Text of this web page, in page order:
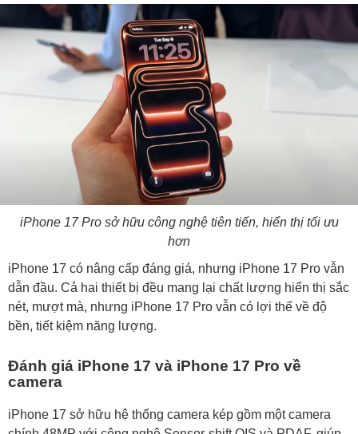
iPhone 17 Pro sở hữu công nghệ tiên tiến, hiển thị tối ưu
hơn
iPhone 17 có nâng cấp đáng giá, nhưng iPhone 17 Pro vẫn
dẫn đầu. Cả hai thiết bị đều mang lại chất lượng hiển thị sắc
nét, mượt mà, nhưng iPhone 17 Pro vẫn có lợi thế về độ
bền, tiết kiệm năng lượng.
Đánh giá iPhone 17 và iPhone 17 Pro về
camera
iPhone 17 sở hữu hệ thống camera kép gồm một camera